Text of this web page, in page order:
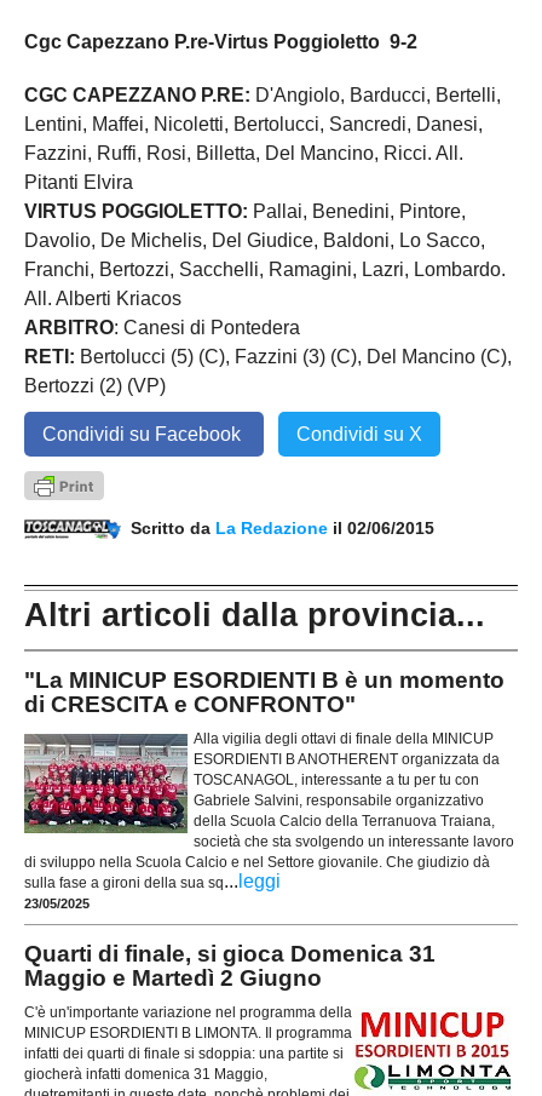
Cgc Capezzano P.re-Virtus Poggioletto 9-2
CGC CAPEZZANO P.RE: D'Angiolo, Barducci, Bertelli,
Lentini, Maffei, Nicoletti, Bertolucci, Sancredi, Danesi,
Fazzini, Ruffi, Rosi, Billetta, Del Mancino, Ricci. All.
Pitanti Elvira
VIRTUS POGGIOLETTO: Pallai, Benedini, Pintore,
Davolio, De Michelis, Del Giudice, Baldoni, Lo Sacco,
Franchi, Bertozzi, Sacchelli, Ramagini, Lazri, Lombardo.
All. Alberti Kriacos
ARBITRO: Canesi di Pontedera
RETI: Bertolucci (5) (C), Fazzini (3) (C), Del Mancino (C),
Bertozzi (2) (VP)
Condividi su Facebook Condividi su X
Scritto da La Redazione il 02/06/2015
Altri articoli dalla provincia...
"La MINICUP ESORDIENTI B è un momento
di CRESCITA e CONFRONTO"
Alla vigilia degli ottavi di finale della MINICUP
ESORDIENTI B ANOTHERENT organizzata da
TOSCANAGOL, interessante a tu per tu con
Gabriele Salvini, responsabile organizzativo
della Scuola Calcio della Terranuova Traiana,
società che sta svolgendo un interessante lavoro
di sviluppo nella Scuola Calcio e nel Settore giovanile. Che giudizio dà
sulla fase a gironi della sua sq... leggi
23/05/2025
Quarti di finale, si gioca Domenica 31
Maggio e Martedì 2 Giugno
C'è un'importante variazione nel programma della
MINICUP ESORDIENTI B LIMONTA. Il programma
infatti dei quarti di finale si sdoppia: una partite si
giocherà infatti domenica 31 Maggio,